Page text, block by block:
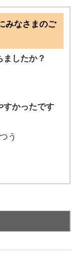
みなさまのご
したか？
すかったです
う